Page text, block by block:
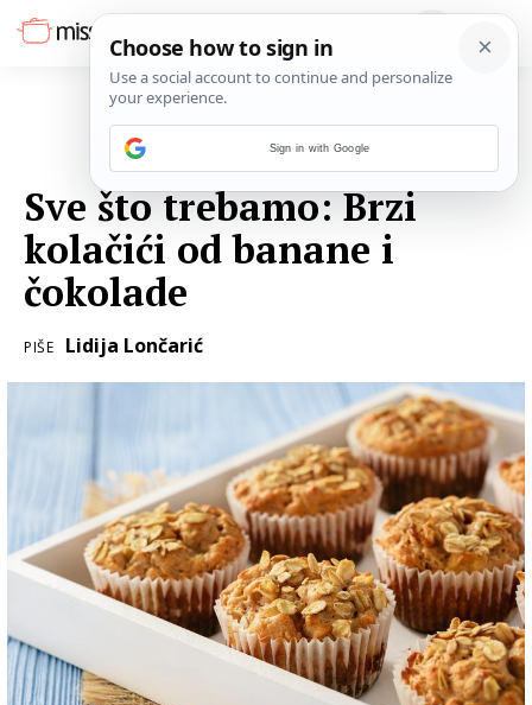
Sve što trebamo: Brzi
kolačići od banane i
čokolade
PIŠE Lidija Lončarić
Sign in with Google